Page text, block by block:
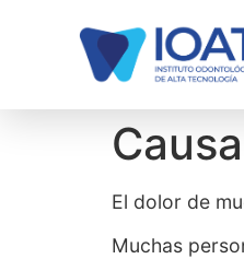
El dolor de
Muchas